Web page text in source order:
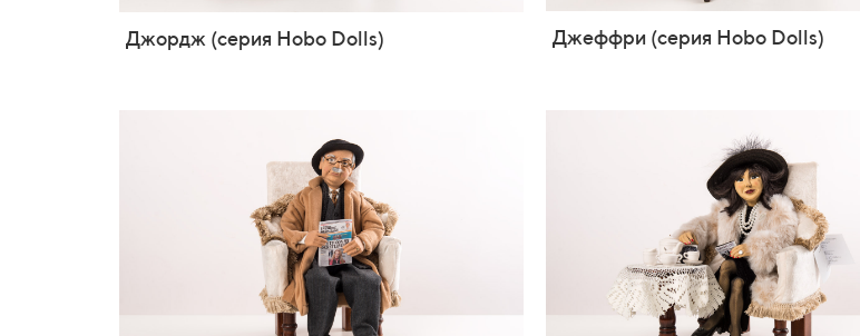
Джордж (серия Hobo Dolls) Джеффри (серия Hobo Dolls)